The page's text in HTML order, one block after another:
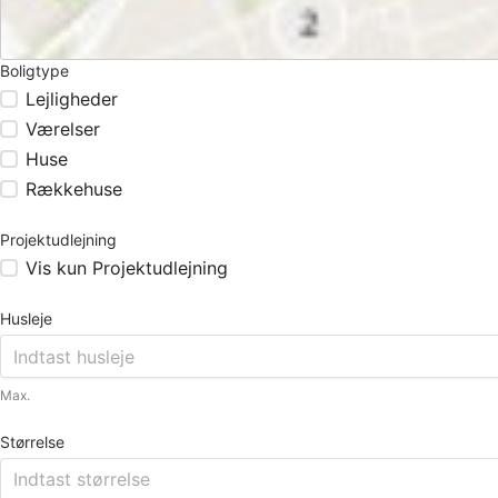
Boligtype
Lejligheder
Værelser
Huse
Rækkehuse
Projektudlejning
Vis kun Projektudlejning
Husleje
Max.
Størrelse